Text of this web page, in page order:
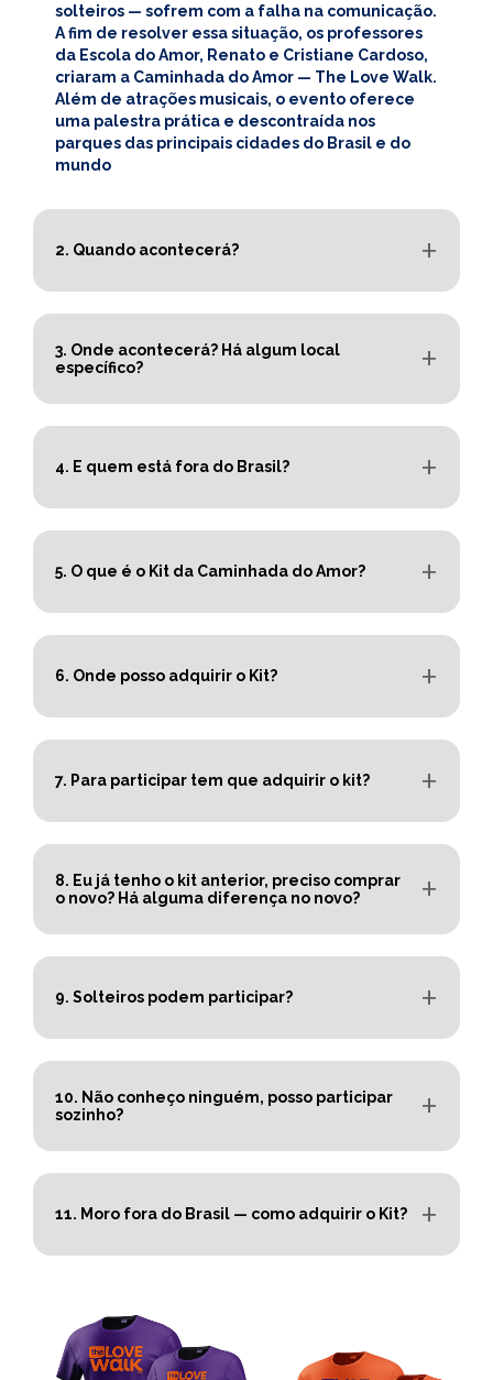
solteiros — sofrem com a falha na comunicação.
A fim de resolver essa situação, os professores
da Escola do Amor, Renato e Cristiane Cardoso,
criaram a Caminhada do Amor — The Love Walk.
Além de atrações musicais, o evento oferece
uma palestra prática e descontraída nos
parques das principais cidades do Brasil e do
mundo
2. Quando acontecerá?
3. Onde acontecerá? Há algum local
específico?
4. E quem está fora do Brasil?
5. O que é o Kit da Caminhada do Amor?
6. Onde posso adquirir o Kit?
7. Para participar tem que adquirir o kit?
8. Eu já tenho o kit anterior, preciso comprar
o novo? Há alguma diferença no novo?
9. Solteiros podem participar?
10. Não conheço ninguém, posso participar
sozinho?
11. Moro fora do Brasil — como adquirir o Kit?